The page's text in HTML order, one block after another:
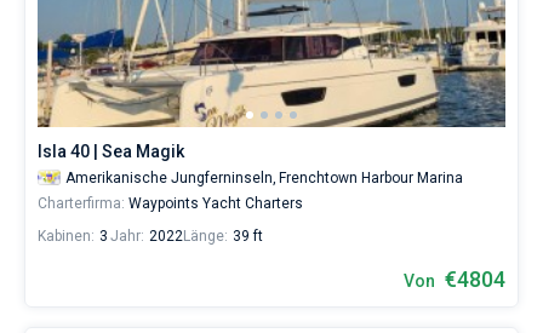
Isla 40 | Sea Magik
Amerikanische Jungferninseln, Frenchtown Harbour Marina
Charterfirma: Waypoints Yacht Charters
Kabinen: 3 Jahr: 2022Länge: 39 ft
Von €4804